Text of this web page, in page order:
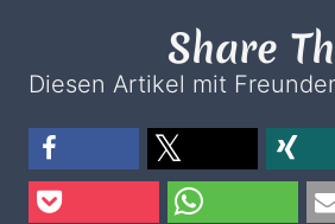
Share
Diesen Artikel mit